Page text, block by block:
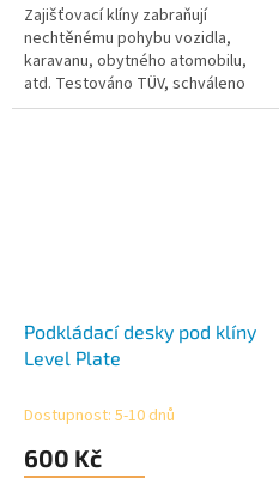
Zajišťovací klíny zabraňují
nechtěnému pohybu vozidla,
karavanu, obytného atomobilu,
atd. Testováno TÜV, schváleno
až do 1 600 kg (zatížení kola 800
Podkládací desky pod klíny
Level Plate
Dostupnost: 5-10 dnů
600 Kč